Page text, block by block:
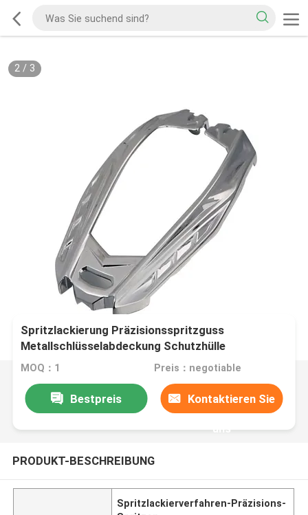
2/ 3
Spritzlackierung Präzisionsspritzguss
Metallschlüsselabdeckung Schutzhülle
MOQ：1 Preis：negotiable
Bestpreis Kontaktieren Sie
uns
PRODUKT-BESCHREIBUNG
Spritzlackierverfahren-Präzisions-